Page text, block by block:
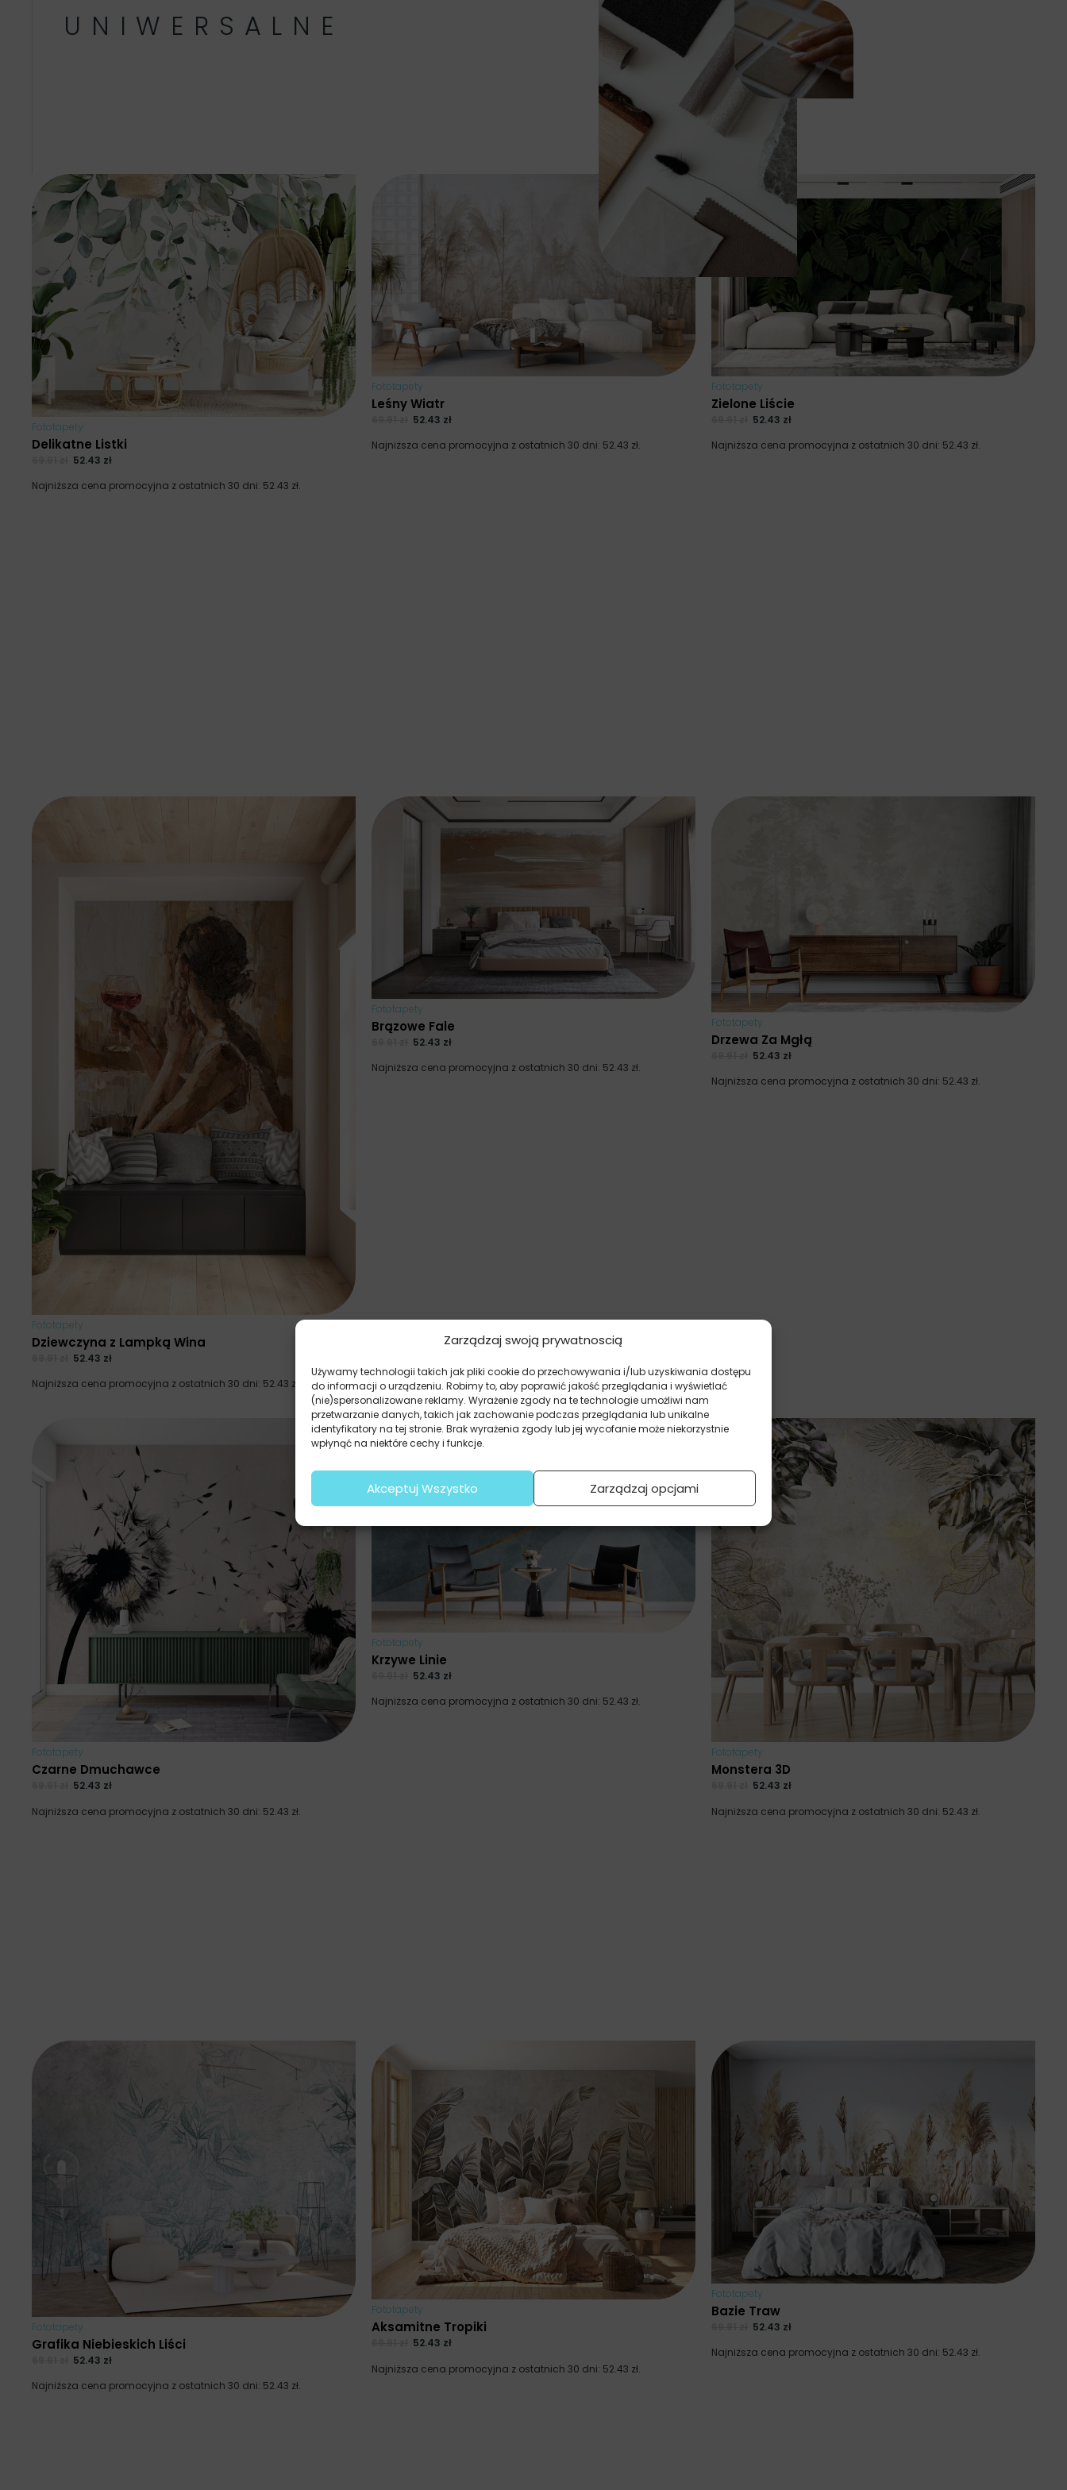
Zarządzaj swoją prywatnoscią
Używamy technologii takich jak pliki cookie do przechowywania i/lub uzyskiwania dostępu
do informacji o urządzeniu. Robimy to, aby poprawić jakość przeglądania i wyświetlać
(nie)spersonalizowane reklamy. Wyrażenie zgody na te technologie umożliwi nam
przetwarzanie danych, takich jak zachowanie podczas przeglądania lub unikalne
identyfikatory na tej stronie. Brak wyrażenia zgody lub jej wycofanie może niekorzystnie
wpłynąć na niektóre cechy i funkcje.
Akceptuj Wszystko Zarządzaj opcjami
UNIWERSALNE
Fototapety
Delikatne Listki
52.43 zł
Najniższa cena promocyjna z ostatnich 30 dni: 52.43 zł.
Fototapety
Leśny Wiatr
52.43 zł
Najniższa cena promocyjna z ostatnich 30 dni: 52.43 zł.
Fototapety
Zielone Liście
52.43 zł
Najniższa cena promocyjna z ostatnich 30 dni: 52.43 zł.
Fototapety
Dziewczyna z Lampką Wina
52.43 zł
Najniższa cena promocyjna z ostatnich 30 dni: 52.43 zł
Fototapety
Brązowe Fale
52.43 zł
Najniższa cena promocyjna z ostatnich 30 dni: 52.43 zł.
Fototapety
Drzewa Za Mgłą
52.43 zł
Najniższa cena promocyjna z ostatnich 30 dni: 52.43 zł.
Fototapety
Czarne Dmuchawce
52.43 zł
Najniższa cena promocyjna z ostatnich 30 dni: 52.43 zł.
Fototapety
Krzywe Linie
52.43 zł
Najniższa cena promocyjna z ostatnich 30 dni: 52.43 zł.
Fototapety
Monstera 3D
52.43 zł
Najniższa cena promocyjna z ostatnich 30 dni: 52.43 zł.
Fototapety
Grafika Niebieskich Liści
52.43 zł
Najniższa cena promocyjna z ostatnich 30 dni: 52.43 zł.
Fototapety
Aksamitne Tropiki
52.43 zł
Najniższa cena promocyjna z ostatnich 30 dni: 52.43 zł.
Fototapety
Bazie Traw
52.43 zł
Najniższa cena promocyjna z ostatnich 30 dni: 52.43 zł.